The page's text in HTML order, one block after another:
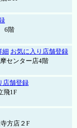
6階
細 お気に入り店舗登録
センター店4階
店舗登録
飛1F
方店２F